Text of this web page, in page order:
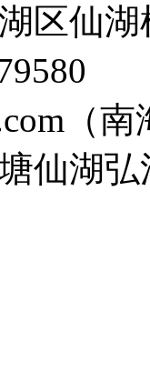
区仙
（南
仙湖弘